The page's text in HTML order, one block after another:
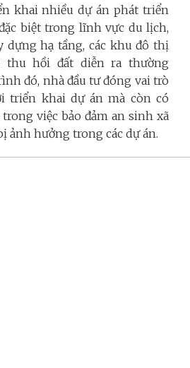
khai nhiều dự án phát triển
biệt trong lĩnh vực du lịch,
dựng hạ tầng, các khu đô thị
thu hồi đất diễn ra thường
đó, nhà đầu tư đóng vai trò
triển khai dự án mà còn có
việc bảo đảm an sinh xã
ảnh hưởng trong các dự án.